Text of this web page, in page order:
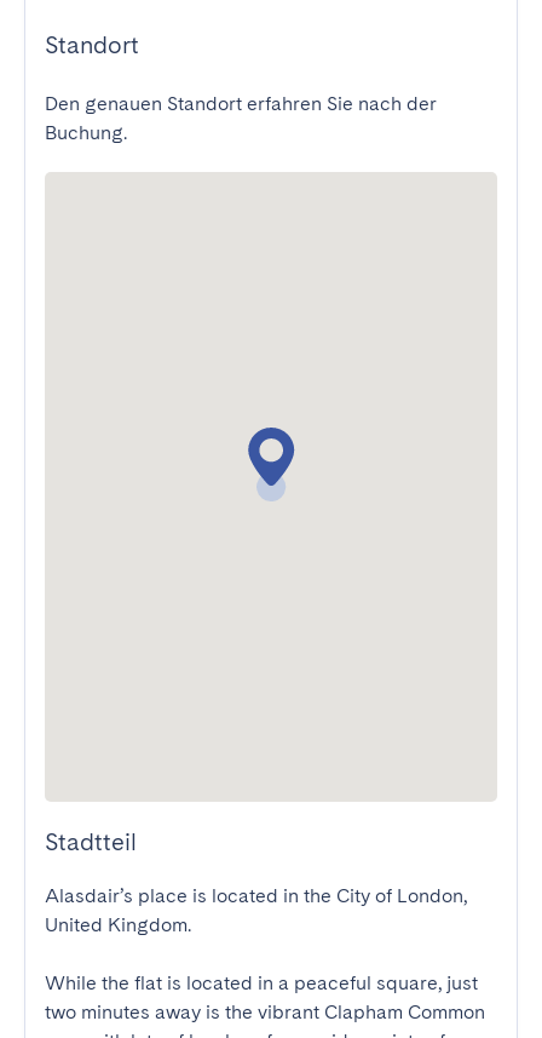
Standort
Den genauen Standort erfahren Sie nach der
Buchung.
Stadtteil
Alasdair’s place is located in the City of London,
United Kingdom.
While the flat is located in a peaceful square, just
two minutes away is the vibrant Clapham Common